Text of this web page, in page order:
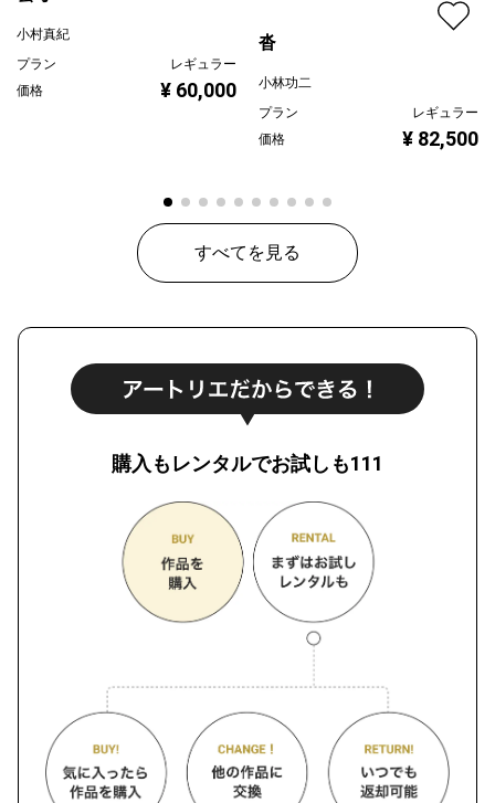
小村真紀
プラン
レギュラー
価格
¥ 60,000
沓
小林功二
プラン
レギュラー
価格
¥ 82,500
すべてを見る
購入もレンタルでお試しも111